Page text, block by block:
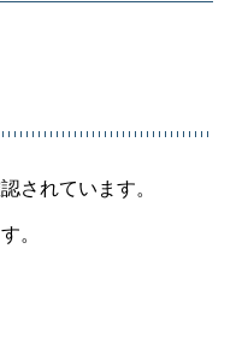
されています。
。